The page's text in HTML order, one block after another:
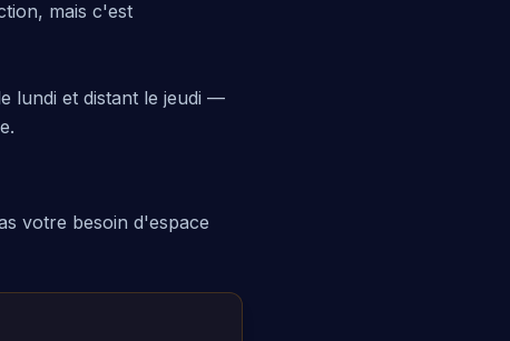
mais c'est
lundi et distant le jeudi —
votre besoin d'espace